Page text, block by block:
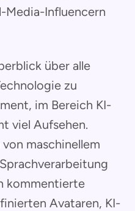
Media-Influencern
über alle
zu
im Bereich KI-
viel Aufsehen.
maschinellem
kommentierte
Avataren, KI-